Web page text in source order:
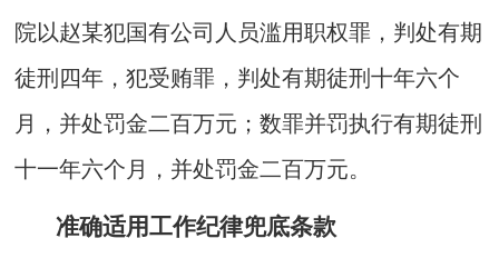
院以赵某犯国有公司人员滥用职权罪，判处有期
徒刑四年，犯受贿罪，判处有期徒刑十年六个
月，并处罚金二百万元；数罪并罚执行有期徒刑
十一年六个月，并处罚金二百万元。
准确适用工作纪律兜底条款